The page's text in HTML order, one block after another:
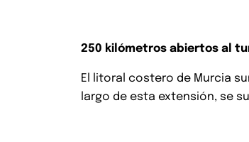
250 kilómetros abiertos al
El litoral costero de Murcia
largo de esta extensión, se